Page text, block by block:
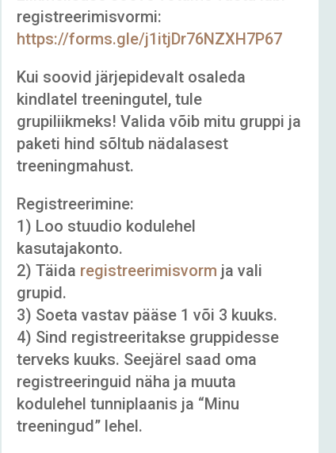
registreerimisvormi:
https://forms.gle/j1itjDr76NZXH7P67
Kui soovid järjepidevalt osaleda
kindlatel treeningutel, tule
grupiliikmeks! Valida võib mitu gruppi ja
paketi hind sõltub nädalasest
treeningmahust.
Registreerimine:
1) Loo stuudio kodulehel
kasutajakonto.
2) Täida registreerimisvorm ja vali
grupid.
3) Soeta vastav pääse 1 või 3 kuuks.
4) Sind registreeritakse gruppidesse
terveks kuuks. Seejärel saad oma
registreeringuid näha ja muuta
kodulehel tunniplaanis ja “Minu
treeningud” lehel.